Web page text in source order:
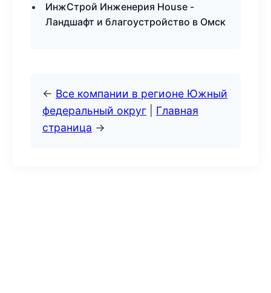
ИнжСтрой Инженерия House -
Ландшафт и благоустройство в Омск
← Все компании в регионе Южный
федеральный округ
Главная
страница →